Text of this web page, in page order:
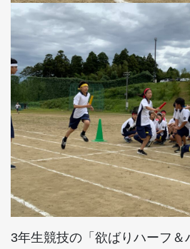
3年生競技の「欲ばりハーフ